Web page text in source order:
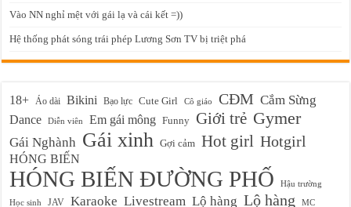
Vào NN nghỉ mệt với gái lạ và cái kết =))
Hệ thống phát sóng trái phép Lương Sơn TV bị triệt phá
18+ Áo dài Bikini Bạo lực Cute Girl Cô giáo CĐM Cắm Sừng
Dance Diễn viên Em gái mông Funny Giới trẻ Gymer
Gái Nghành Gái xinh Gợi cảm Hot girl Hotgirl
HÓNG BIẾN
HÓNG BIẾN ĐƯỜNG PHỐ
Hậu trường
Học sinh
JAV Karaoke Livestream Lộ hàng Lộ hàng MC